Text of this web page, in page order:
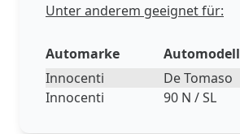
Unter anderem geeignet für:
Automarke Automodell
Innocenti
De Tomaso
Innocenti
90 N / SL